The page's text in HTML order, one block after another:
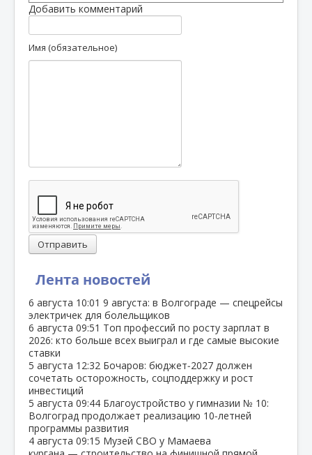
Лента новостей
6 августа 10:01 9 августа: в Волгограде — спецрейсы
электричек для болельщиков
6 августа 09:51 Топ профессий по росту зарплат в
2026: кто больше всех выиграл и где самые высокие
ставки
5 августа 12:32 Бочаров: бюджет‑2027 должен
сочетать осторожность, соцподдержку и рост
инвестиций
5 августа 09:44 Благоустройство у гимназии № 10:
Волгоград продолжает реализацию 10‑летней
программы развития
4 августа 09:15 Музей СВО у Мамаева
Добавить комментарий
Имя (обязательное)
Отправить